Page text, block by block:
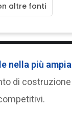
altre fonti
nella più
di